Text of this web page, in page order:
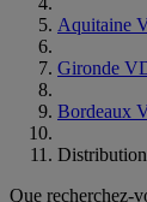
Aquitaine
Gironde
Bordeaux
Que recherchez-